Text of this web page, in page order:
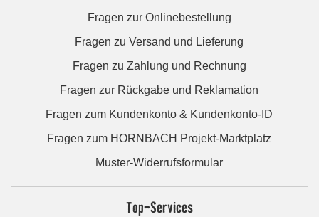
Fragen zur Onlinebestellung
Fragen zu Versand und Lieferung
Fragen zu Zahlung und Rechnung
Fragen zur Rückgabe und Reklamation
Fragen zum Kundenkonto & Kundenkonto-ID
Fragen zum HORNBACH Projekt-Marktplatz
Muster-Widerrufsformular
Top-Services